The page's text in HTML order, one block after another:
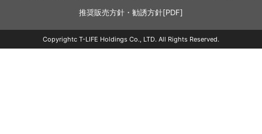
推奨販売方針・勧誘方針[PDF]
Copyrightc T-LIFE Holdings Co., LTD. All Rights Reserved.